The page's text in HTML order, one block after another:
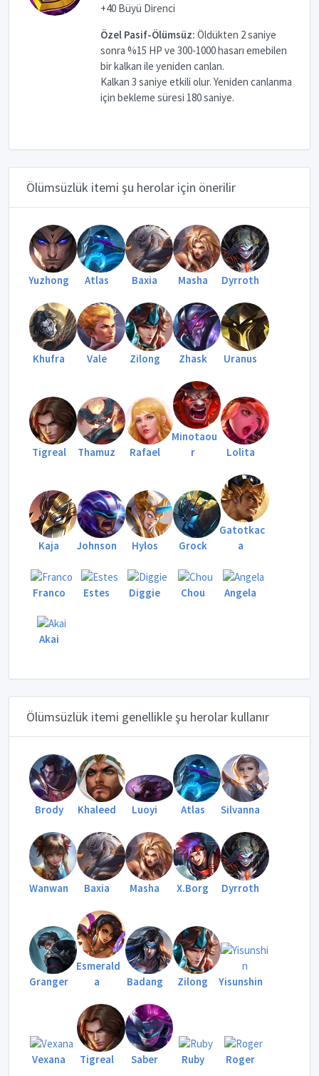
+40 Büyü Direnci
Özel Pasif-Ölümsüz: Öldükten 2 saniye
sonra %15 HP ve 300-1000 hasarı emebilen
bir kalkan ile yeniden canlan.
Kalkan 3 saniye etkili olur. Yeniden canlanma
için bekleme süresi 180 saniye.
Ölümsüzlük itemi şu herolar için önerilir
Yuzhong Atlas Baxia Masha Dyrroth
Khufra Vale Zilong Zhask Uranus
Tigreal Thamuz Rafael
Minotaou
r
Lolita
Kaja Johnson Hylos Grock
Gatotkac
a
Franco Estes Diggie Chou Angela
Akai
Ölümsüzlük itemi genellikle şu herolar kullanır
Brody Khaleed Luoyi Atlas Silvanna
Wanwan Baxia Masha X.Borg Dyrroth
Granger
Esmerald
a
Badang Zilong Yisunshin
Vexana Tigreal Saber Ruby Roger